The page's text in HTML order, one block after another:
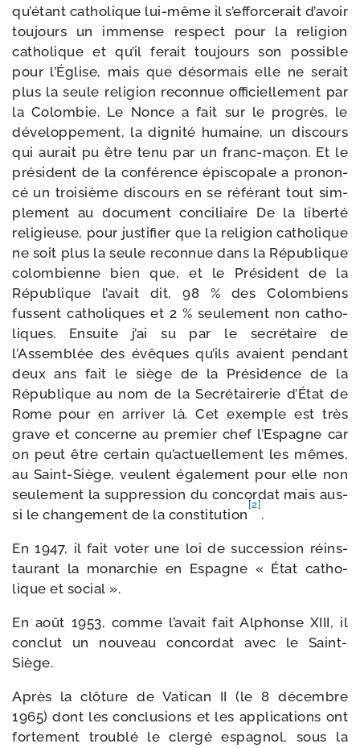
qu’étant catho­lique lui-​même il s’efforcerait d’avoir
tou­jours un immense res­pect pour la reli­gion
catho­lique et qu’il ferait tou­jours son pos­sible
pour l’Église, mais que désor­mais elle ne serait
plus la seule reli­gion recon­nue offi­ciel­le­ment par
la Colombie. Le Nonce a fait sur le pro­grès, le
déve­lop­pe­ment, la digni­té humaine, un dis­cours
qui aurait pu être tenu par un franc-​maçon. Et le
pré­sident de la confé­rence épis­co­pale a pro­non­
cé un troi­sième dis­cours en se réfé­rant tout sim­
ple­ment au docu­ment conci­liaire De la liber­té
reli­gieuse, pour jus­ti­fier que la reli­gion catho­lique
ne soit plus la seule recon­nue dans la République
colom­bienne bien que, et le Président de la
République l’avait dit, 98 % des Colombiens
fussent catho­liques et 2 % seule­ment non catho­
liques. Ensuite j’ai su par le secré­taire de
l’Assemblée des évêques qu’ils avaient pen­dant
deux ans fait le siège de la Présidence de la
République au nom de la Secrétairerie d’État de
Rome pour en arri­ver là. Cet exemple est très
grave et concerne au pre­mier chef l’Espagne car
on peut être cer­tain qu’actuellement les mêmes,
au Saint-​Siège, veulent éga­le­ment pour elle non
seule­ment la sup­pres­sion du concor­dat mais aus­
si le chan­ge­ment de la consti­tu­tion
[2]
.
En 1947, il fait voter une loi de suc­ces­sion réins­
tau­rant la monar­chie en Espagne « État catho­
lique et social ».
En août 1953, comme l’avait fait Alphonse XIII, il
conclut un nou­veau concor­dat avec le Saint-
Siège.
Après la clô­ture de Vatican II (le 8 décembre
1965) dont les conclu­sions et les appli­ca­tions ont
for­te­ment trou­blé le cler­gé espa­gnol, sous la